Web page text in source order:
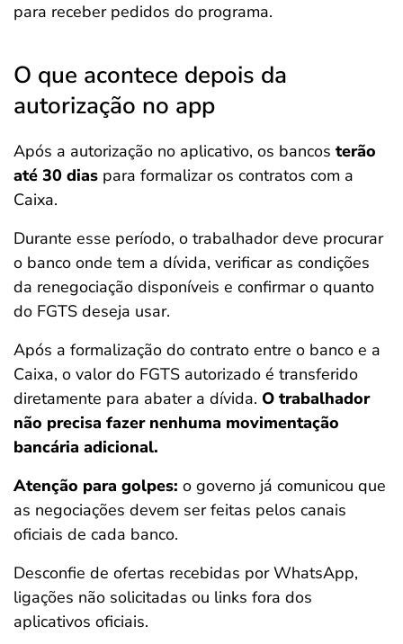
para receber pedidos do programa.
O que acontece depois da
autorização no app
Após a autorização no aplicativo, os bancos terão
até 30 dias para formalizar os contratos com a
Caixa.
Durante esse período, o trabalhador deve procurar
o banco onde tem a dívida, verificar as condições
da renegociação disponíveis e confirmar o quanto
do FGTS deseja usar.
Após a formalização do contrato entre o banco e a
Caixa, o valor do FGTS autorizado é transferido
diretamente para abater a dívida. O trabalhador
não precisa fazer nenhuma movimentação
bancária adicional.
Atenção para golpes: o governo já comunicou que
as negociações devem ser feitas pelos canais
oficiais de cada banco.
Desconfie de ofertas recebidas por WhatsApp,
ligações não solicitadas ou links fora dos
aplicativos oficiais.